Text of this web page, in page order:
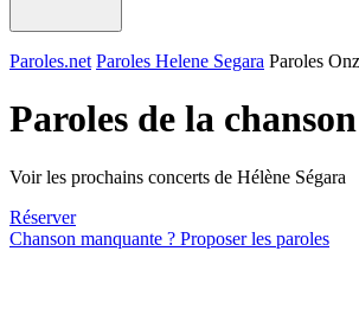
Paroles.net Paroles Helene Segara Paroles
Paroles de la
Voir les prochains concerts de Hélène Ségara
Réserver
Chanson manquante ? Proposer les paroles